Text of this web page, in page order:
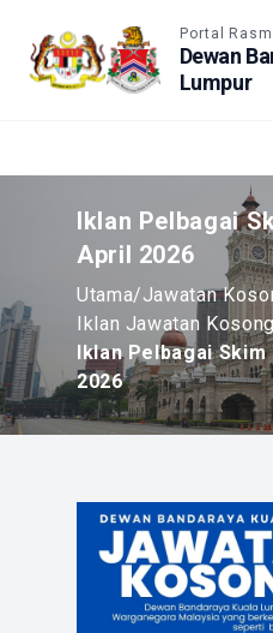
Portal
Dewan
Lumpur
Iklan Pelbagai
April 2026
Utama/Jawatan
Iklan Jawatan
Iklan Pelbagai
2026